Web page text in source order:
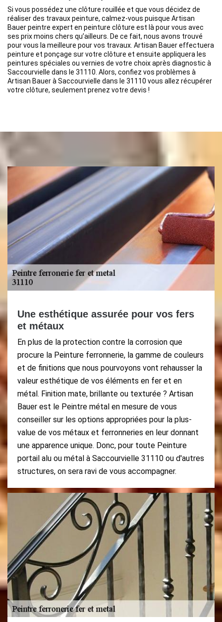
Si vous possédez une clôture rouillée et que vous décidez de
réaliser des travaux peinture, calmez-vous puisque Artisan
Bauer peintre expert en peinture clôture est là pour vous avec
ses prix moins chers qu’ailleurs. De ce fait, nous avons trouvé
pour vous la meilleure pour vos travaux. Artisan Bauer effectuera
peinture et ponçage sur votre clôture et ensuite appliquera les
peintures spéciales ou vernies de votre choix après diagnostic à
Saccourvielle dans le 31110. Alors, confiez vos problèmes à
Artisan Bauer à Saccourvielle dans le 31110 vous allez récupérer
votre clôture, seulement prenez votre devis !
Une esthétique assurée pour vos fers
et métaux
En plus de la protection contre la corrosion que
procure la Peinture ferronnerie, la gamme de couleurs
et de finitions que nous pourvoyons vont rehausser la
valeur esthétique de vos éléments en fer et en
métal. Finition mate, brillante ou texturée ? Artisan
Bauer est le Peintre métal en mesure de vous
conseiller sur les options appropriées pour la plus-
value de vos métaux et ferronneries en leur donnant
une apparence unique. Donc, pour toute Peinture
portail alu ou métal à Saccourvielle 31110 ou d'autres
structures, on sera ravi de vous accompagner.